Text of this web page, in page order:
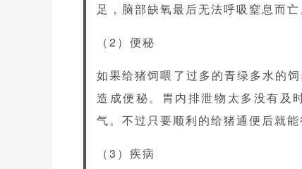
足，脑部缺氧最后无法呼吸窒息而亡
（2）便秘
如果给猪饲喂了过多的青绿多水的
造成便秘。胃内排泄物太多没有及
气。不过只要顺利的给猪通便后就能
（3）疾病